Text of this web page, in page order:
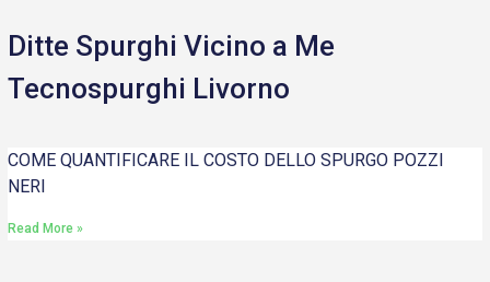
Ditte Spurghi Vicino a Me
Tecnospurghi Livorno
COME QUANTIFICARE IL COSTO DELLO SPURGO POZZI
NERI
Read More »